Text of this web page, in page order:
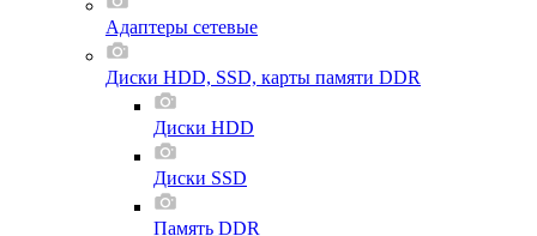
Адаптеры сетевые
Диски HDD, SSD, карты памяти DDR
Диски HDD
Диски SSD
Память DDR